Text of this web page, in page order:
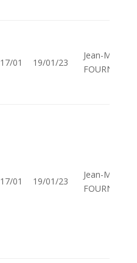
17/01 19/01/23
Jean-Marie
FOURNIER
17/01 19/01/23
Jean-Marie
FOURNIER